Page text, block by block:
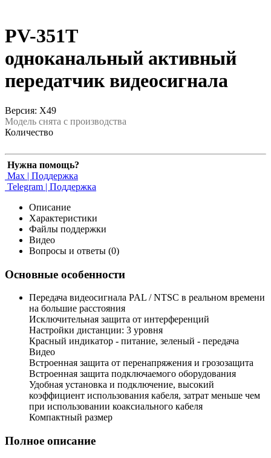
PV-351T
одноканальный активный
передатчик видеосигнала
Версия: X49
Модель снята с производства
Количество
Нужна помощь?
Max | Поддержка
Telegram | Поддержка
Описание
Характеристики
Файлы поддержки
Видео
Вопросы и ответы (0)
Основные особенности
Передача видеосигнала PAL / NTSC в реальном времени
на большие расстояния
Исключительная защита от интерференций
Настройки дистанции: 3 уровня
Красный индикатор - питание, зеленый - передача
Видео
Встроенная защита от перенапряжения и грозозащита
Встроенная защита подключаемого оборудования
Удобная установка и подключение, высокий
коэффициент использования кабеля, затрат меньше чем
при использовании коаксиального кабеля
Компактный размер
Полное описание